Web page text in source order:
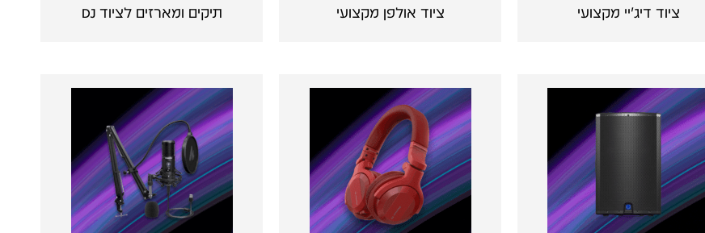
ציוד דיג'יי מקצועי ציוד אולפן מקצועי תיקים ומארזים לציוד DJ